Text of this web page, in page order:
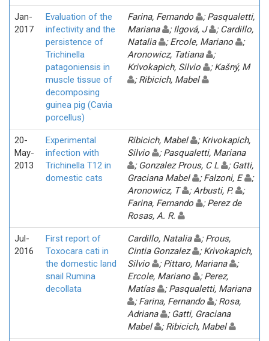
Jan-
2017
Evaluation of the
infectivity and the
persistence of
Trichinella
patagoniensis in
muscle tissue of
decomposing
guinea pig (Cavia
porcellus)
Farina, Fernando
; Pasqualetti,
Mariana
; Ilgová, J
; Cardillo,
Natalia
; Ercole, Mariano
;
Aronowicz, Tatiana
;
Krivokapich, Silvio
; Kašný, M
; Ribicich, Mabel
20-
May-
2013
Experimental
infection with
Trichinella T12 in
domestic cats
Ribicich, Mabel
; Krivokapich,
Silvio
; Pasqualetti, Mariana
; Gonzalez Prous, C L
; Gatti,
Graciana Mabel
; Falzoni, E
;
Aronowicz, T
; Arbusti, P.
;
Farina, Fernando
; Perez de
Rosas, A. R.
Jul-
2016
First report of
Toxocara cati in
the domestic land
snail Rumina
decollata
Cardillo, Natalia
; Prous,
Cintia Gonzalez
; Krivokapich,
Silvio
; Pittaro, Mariana
;
Ercole, Mariano
; Perez,
Matías
; Pasqualetti, Mariana
; Farina, Fernando
; Rosa,
Adriana
; Gatti, Graciana
Mabel
; Ribicich, Mabel